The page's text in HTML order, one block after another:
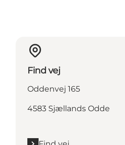
Find vej
Oddenvej 165
4583 Sjællands Odde